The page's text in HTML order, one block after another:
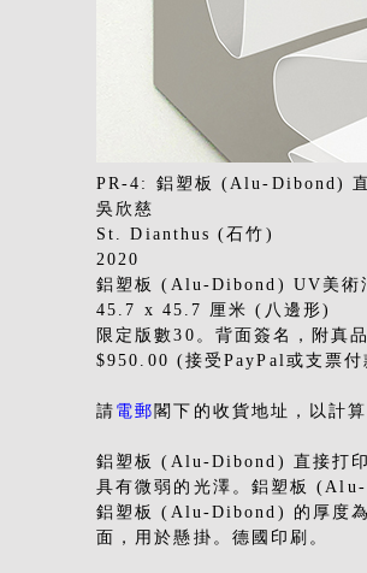
PR-4: 鋁塑板 (Alu-Dibond)
吳欣慈
St. Dianthus (石竹)
2020
鋁塑板 (Alu-Dibond) UV美術
45.7 x 45.7 厘米 (八邊形)
限定版數30。背面簽名，附真
$950.00 (接受PayPal或支票
請 電郵 閣下的收貨地址，以計
鋁塑板 (Alu-Dibond) 直接打
具有微弱的光澤。鋁塑板
鋁塑板 (Alu-Dibond) 的厚度
面，用於懸掛。德國印刷。